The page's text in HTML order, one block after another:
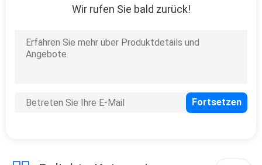
Wir rufen Sie bald zurück!